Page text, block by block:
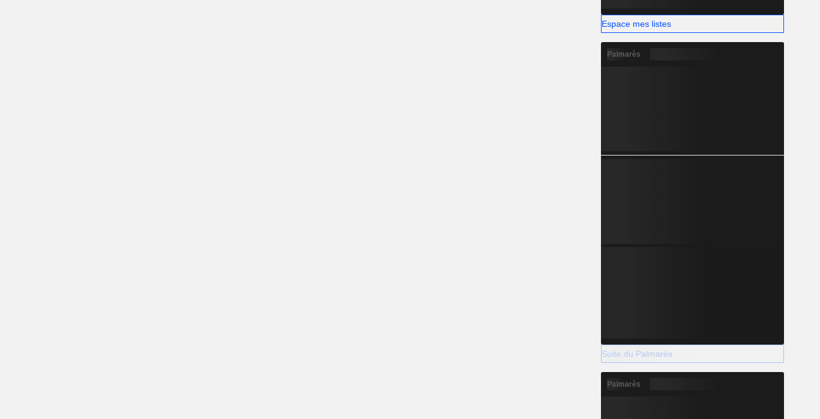
Espace mes listes
Palmarès
Suite du Palmarès
Palmarès